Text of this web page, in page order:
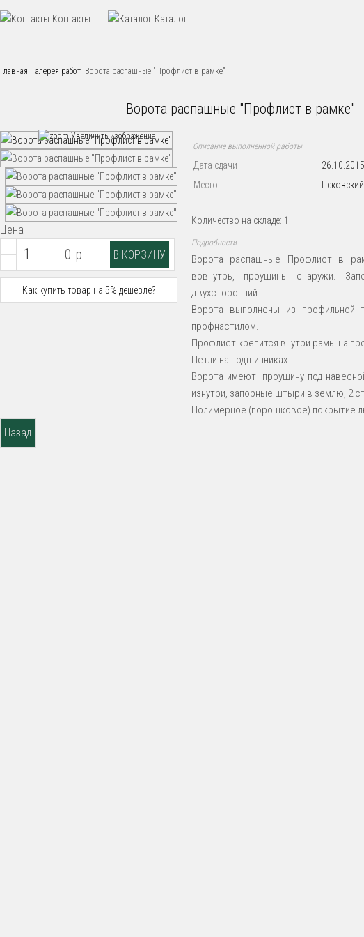
Контакты Каталог
Главная Галерея работ Ворота распашные "Профлист в рамке"
Ворота распашные "Профлист в рамке"
Увеличить изображение
Цена
0 р
Как купить товар на 5% дешевле?
Описание выполненной работы
Дата сдачи
26.10.2015
Место
Количество на складе: 1
Подробности
Ворота распашные Профлист в
вовнутрь, проушины снаружи.
двухсторонний.
Ворота выполнены из профильной
профнастилом.
Профлист крепится внутри рамы на
Петли на подшипниках.
Ворота имеют проушину под
изнутри, запорные штыри в землю, 2
Полимерное (порошковое) покрытие